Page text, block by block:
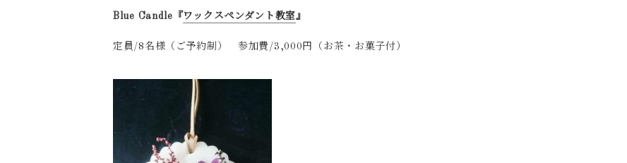
Blue Candle『 ワックスペンダント教室』
定員/8名様（ご予約制） 参加費/3,000円（お茶・お菓子付）